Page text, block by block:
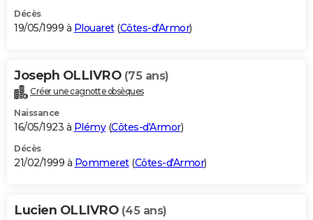
Décès
19/05/1999 à Plouaret(Côtes-d'Armor)
Joseph OLLIVRO (75 ans)
Créer une cagnotte obsèques
Naissance
16/05/1923 à Plémy(Côtes-d'Armor)
Décès
21/02/1999 à Pommeret(Côtes-d'Armor)
Lucien OLLIVRO (45 ans)